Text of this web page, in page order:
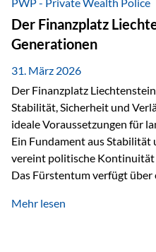
heißt das:Diese Gelder
allgemeinen Konkursmasse,
zur Erfüllung…
Der Finanzplatz
Generationen
31. März 2026
Der Finanzplatz
Stabilität, Sicherheit und
ideale Voraussetzungen für
Ein Fundament aus
vereint politische
Das Fürstentum verfügt
monarchischen Elementen
Mehr lesen